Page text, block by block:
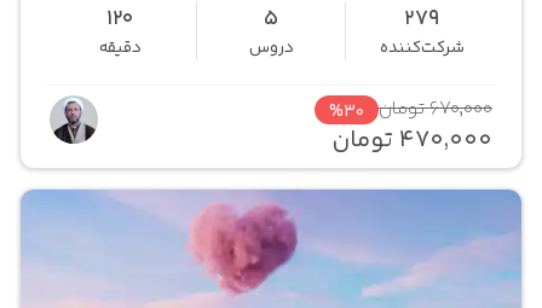
279
شرکت‌کننده
5
دروس
120
دقیقه
670,000 تومان %30
470,000 تومان